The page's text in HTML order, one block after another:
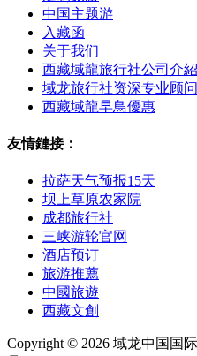
中国主题游
入藏函
关于我们
西藏域龍旅行社公司介紹
域龙旅行社资深专业顾问
西藏域龍早鳥優惠
友情鏈接：
拉萨天气预报15天
坝上草原农家院
成都旅行社
三峡游轮官网
酒店预订
旅游推薦
中國旅遊
西藏文創
Copyright © 2026 域龙中国国